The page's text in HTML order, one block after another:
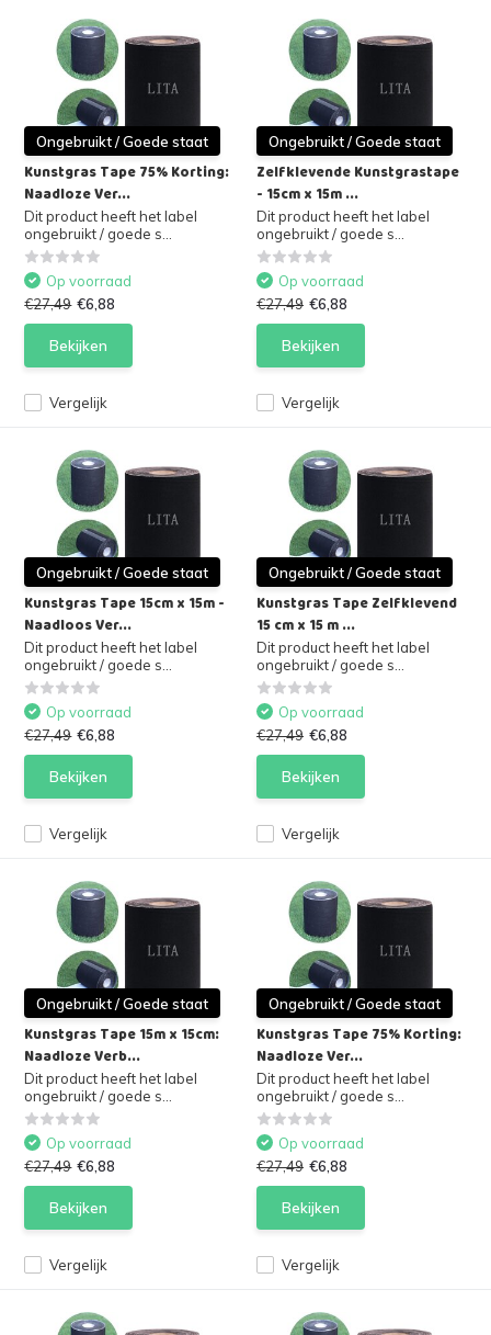
Ongebruikt / Goede staat
Kunstgras Tape 75% Korting:
Naadloze Ver...
Dit product heeft het label
ongebruikt / goede s...
Vergelijk
Op voorraad
€27,49 €6,88
Bekijken
Ongebruikt / Goede staat
Zelfklevende Kunstgrastape
- 15cm x 15m ...
Dit product heeft het label
ongebruikt / goede s...
Vergelijk
Op voorraad
€27,49 €6,88
Bekijken
Ongebruikt / Goede staat
Kunstgras Tape 15cm x 15m -
Naadloos Ver...
Dit product heeft het label
ongebruikt / goede s...
Vergelijk
Op voorraad
€27,49 €6,88
Bekijken
Ongebruikt / Goede staat
Kunstgras Tape Zelfklevend
15 cm x 15 m ...
Dit product heeft het label
ongebruikt / goede s...
Vergelijk
Op voorraad
€27,49 €6,88
Bekijken
Ongebruikt / Goede staat
Kunstgras Tape 15m x 15cm:
Naadloze Verb...
Dit product heeft het label
ongebruikt / goede s...
Vergelijk
Op voorraad
€27,49 €6,88
Bekijken
Ongebruikt / Goede staat
Kunstgras Tape 75% Korting:
Naadloze Ver...
Dit product heeft het label
ongebruikt / goede s...
Vergelijk
Op voorraad
€27,49 €6,88
Bekijken